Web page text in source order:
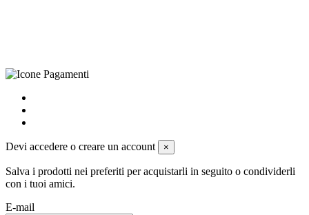
Devi accedere o creare un account ×
Salva i prodotti nei preferiti per acquistarli in seguito o condividerli
con i tuoi amici.
E-mail